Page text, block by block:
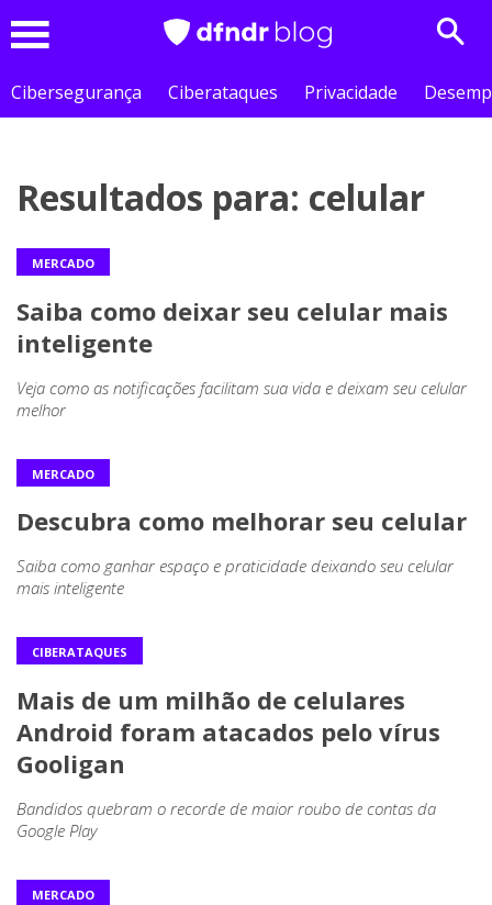
Cibersegurança
Ciberataques Privacidade
Resultados para: celular
MERCADO
Saiba como deixar seu celular mais
inteligente
Veja como as notificações facilitam sua vida e deixam seu celular
melhor
MERCADO
Descubra como melhorar seu celular
Saiba como ganhar espaço e praticidade deixando seu celular
mais inteligente
CIBERATAQUES
Mais de um milhão de celulares
Android foram atacados pelo vírus
Gooligan
Bandidos quebram o recorde de maior roubo de contas da
Google Play
MERCADO